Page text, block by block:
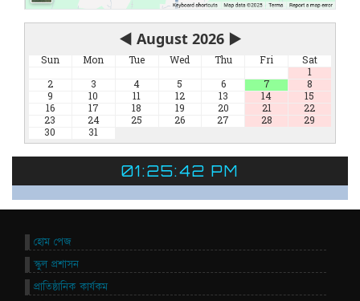
◀ August 2026 ▶
Sun Mon Tue Wed Thu Fri
Sat
1
2
3 4 5 6 7
8
9
10 11 12 13 14
15
16
17 18 19 20 21
22
23
24 25 26 27 28
29
30
31
01:25:42 PM
হোম পেজ
স্কুল প্রশাসন
প্রাতিষ্ঠানিক কার্যকম